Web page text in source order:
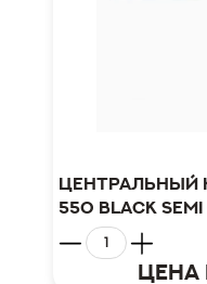
Центральный
550 Black
Цена